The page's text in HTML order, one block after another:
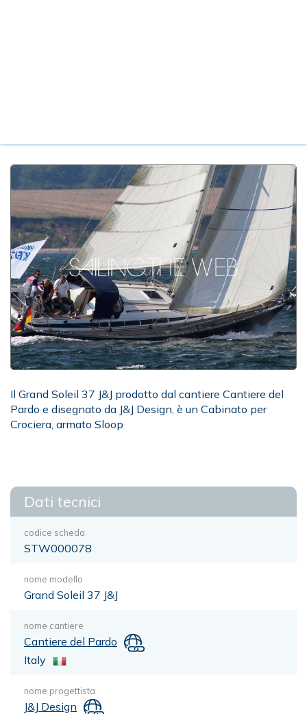
Il Grand Soleil 37 J&J prodotto dal cantiere Cantiere del
Pardo e disegnato da J&J Design, è un Cabinato per
Crociera, armato Sloop
Dati tecnici
codice scheda
STW000078
nome modello
Grand Soleil 37 J&J
nome cantiere
Cantiere del Pardo
Italy
nome progettista
J&J Design